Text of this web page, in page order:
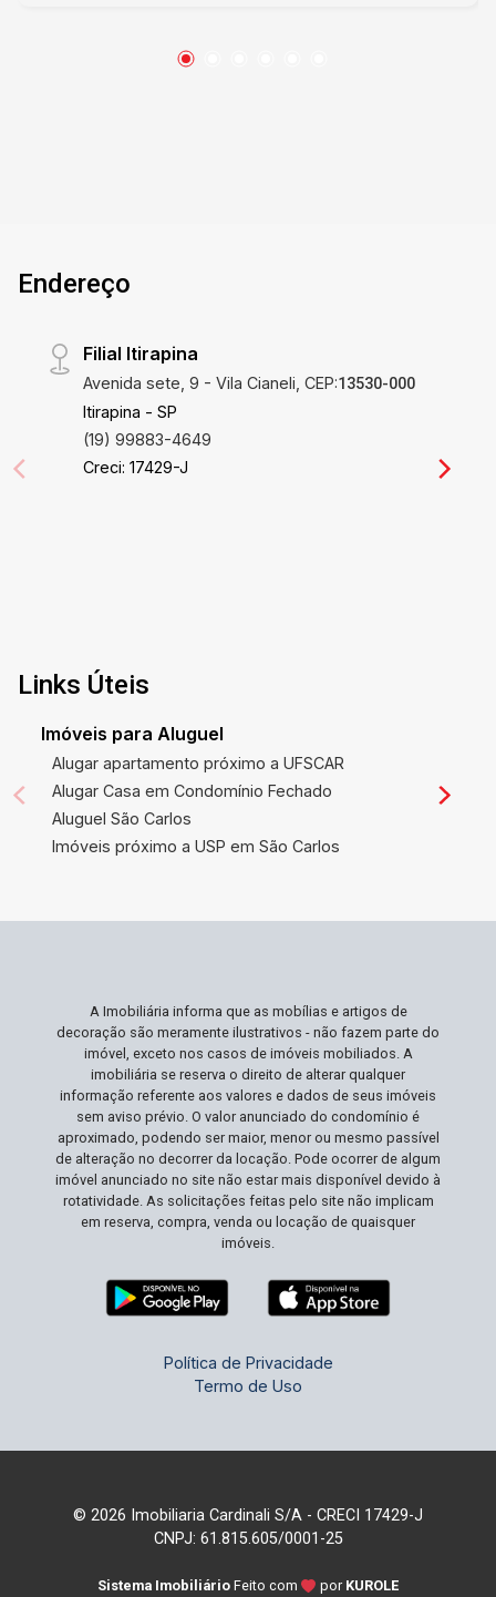
necessidades ? Ideal para desenvolver um
propriedade, é um investimento estratégico em
um dos bairros mais tranquilos de São Carlos. A
possibilidades de uso, seja para agricultura,
construção de complexos residenciais ou
comerciais. Sua localização favorece tanto a
privacidade quanto o fácil acesso, solucionando
eficazmente as demandas de logística e
conhecida por seu ambiente inovador e
que significa um aumento no valor do terreno a
longo prazo. A proximidade com vias principais
facilita o movimento e a logística, essenciais
para operações comerciais e agrícolas. Ideal
Para Você Ideal para empresários, investidores
iniciar novos empreendimentos. Este terreno
adapta-se perfeitamente àqueles que desejam
investir com inteligência e visão de longo prazo.
Não Perca Esta Oportunidade Terrenos com
tanto potencial e amplitude são raros e muito
procurados no mercado atual. Com um preço
competitivo e enorme possibilidade de
valorização, este é o momento ideal para
realizar seu investimento em uma área que
promete expansão e retorno. Agende sua visita
Endereço
Filial Itirapina
Avenida sete, 9 - Vila Cianeli, CEP:13530-000
Itirapina - SP
(19) 99883-4649
Creci: 17429-J
Links Úteis
Imóveis para Aluguel
Alugar apartamento próximo a UFSCAR
Alugar Casa em Condomínio Fechado
Aluguel São Carlos
Imóveis próximo a USP em São Carlos
A Imobiliária informa que as mobílias e artigos de
decoração são meramente ilustrativos - não fazem parte do
imóvel, exceto nos casos de imóveis mobiliados. A
imobiliária se reserva o direito de alterar qualquer
informação referente aos valores e dados de seus imóveis
sem aviso prévio. O valor anunciado do condomínio é
aproximado, podendo ser maior, menor ou mesmo passível
de alteração no decorrer da locação. Pode ocorrer de algum
imóvel anunciado no site não estar mais disponível devido à
rotatividade. As solicitações feitas pelo site não implicam
em reserva, compra, venda ou locação de quaisquer
imóveis.
Política de Privacidade
Termo de Uso
© 2026 Imobiliaria Cardinali S/A - CRECI 17429-J
CNPJ: 61.815.605/0001-25
Sistema Imobiliário Feito com por KUROLE